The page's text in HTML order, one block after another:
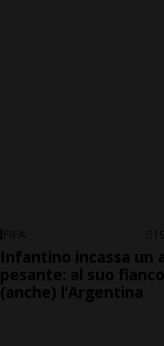
FIFA
Infantino incassa un
pesante: al suo fianco
(anche) l’Argentina